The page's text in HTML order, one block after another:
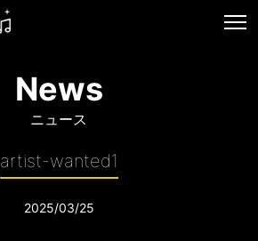
News
ニュース
artist-wanted1
2025/03/25